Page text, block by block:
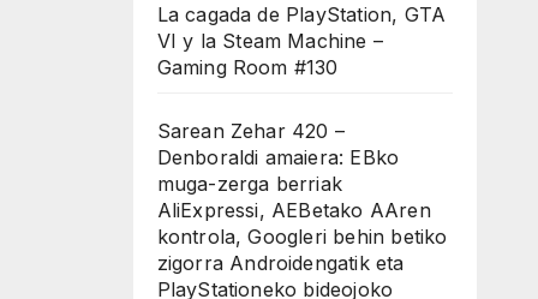
La cagada de PlayStation, GTA
VI y la Steam Machine –
Gaming Room #130
Sarean Zehar 420 –
Denboraldi amaiera: EBko
muga-zerga berriak
AliExpressi, AEBetako AAren
kontrola, Googleri behin betiko
zigorra Androidengatik eta
PlayStationeko bideojoko